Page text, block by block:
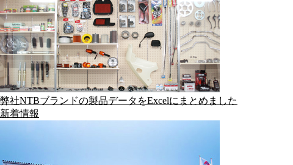
弊社NTBブランドの製品データをExcelにまとめました
新着情報